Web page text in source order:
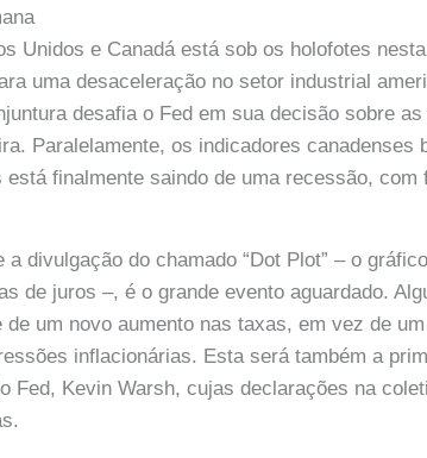
Unidos e Canadá está sob os holofotes
uma desaceleração no setor industrial
desafia o Fed em sua decisão sobre
Paralelamente, os indicadores canadenses
finalmente saindo de uma recessão, com
divulgação do chamado “Dot Plot” – o
de juros –, é o grande evento aguardado.
um novo aumento nas taxas, em vez de
inflacionárias. Esta será também a
Fed, Kevin Warsh, cujas declarações na